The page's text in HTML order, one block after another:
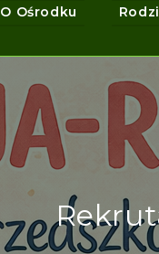
O Ośrodku